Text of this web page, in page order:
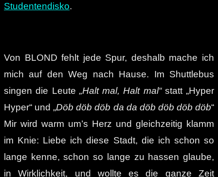
Studentendisko.
Von BLOND fehlt jede Spur, deshalb mache ich
mich auf den Weg nach Hause. Im Shuttlebus
singen die Leute „Halt mal, Halt mal“statt „Hyper
Hyper“ und „Döb döb döb da da döb döb döb döb“
Mir wird warm um’s Herz und gleichzeitig klamm
im Knie: Liebe ich diese Stadt, die ich schon so
lange kenne, schon so lange zu hassen glaube,
in Wirklichkeit, und wollte es die ganze Zeit